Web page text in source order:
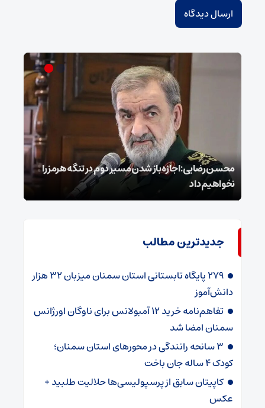
محسن رضایی: اجازه باز شدن مسیر دوم در تنگه هرمز را
نخواهیم داد
جدیدترین مطالب
۲۷۹ پایگاه تابستانی استان سمنان میزبان ۳۲ هزار
دانش‌آموز
تفاهم‌نامه خرید ۱۲ آمبولانس برای ناوگان اورژانس
سمنان امضا شد
۳ سانحه رانندگی در محورهای استان سمنان؛
کودک ۴ ساله جان باخت
کاپیتان سابق از پرسپولیسی‌ها حلالیت طلبید +
عکس